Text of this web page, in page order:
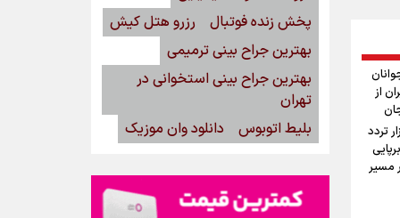
از
دو میلیون و ۱۷۰ هزار تردد
موکب در مسیر
پخش زنده فوتبال
رزرو هتل کیش
بهترین جراح بینی ترمیمی
بهترین جراح بینی استخوانی در
تهران
بلیط اتوبوس
دانلود وان موزیک